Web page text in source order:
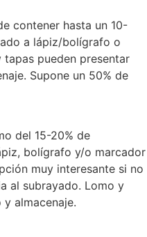
contener hasta un 10-
a lápiz/bolígrafo o
pueden presentar
Supone un 50% de
del 15-20% de
bolígrafo y/o marcador
muy interesante si no
al subrayado. Lomo y
almacenaje.